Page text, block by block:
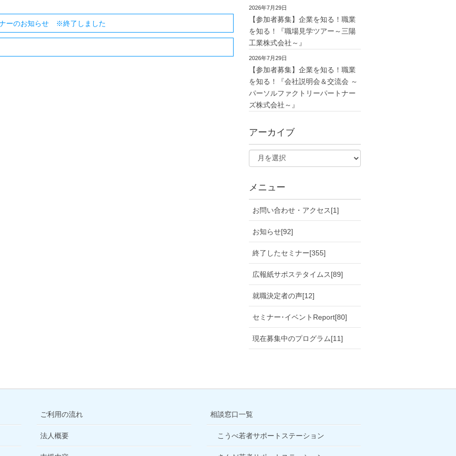
ーのお知らせ ※終了しました
2026年7月29日
【参加者募集】企業を知る！職業
を知る！『職場見学ツアー～三陽
工業株式会社～』
2026年7月29日
【参加者募集】企業を知る！職業
を知る！『会社説明会＆交流会 ～
パーソルファクトリーパートナー
ズ株式会社～』
アーカイブ
メニュー
お問い合わせ・アクセス[1]
お知らせ[92]
終了したセミナー[355]
広報紙サポステタイムス[89]
就職決定者の声[12]
セミナー･イベントReport[80]
現在募集中のプログラム[11]
ご利用の流れ
法人概要
相談窓口一覧
こうべ若者サポートステーション